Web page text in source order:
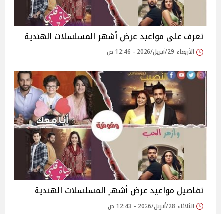
تعرف على مواعيد عرض أشهر المسلسلات الهندية
الأربعاء 29/أبريل/2026 - 12:46 ص
تفاصيل مواعيد عرض أشهر المسلسلات الهندية
الثلاثاء 28/أبريل/2026 - 12:43 ص